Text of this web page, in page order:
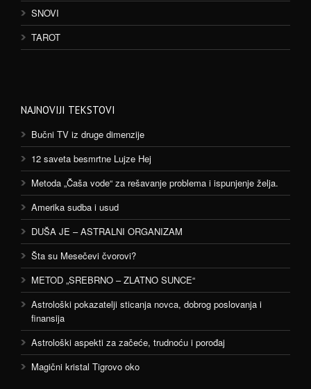
SNOVI
TAROT
NAJNOVIJI TEKSTOVI
Bučni TV iz druge dimenzije
12 saveta besmrtne Lujze Hej
Metoda „Čaša vode“ za rešavanje problema i ispunjenje želja.
Amerika sudba i usud
DUŠA JE – ASTRALNI ORGANIZAM
Šta su Mesečevi čvorovi?
METOD „SREBRNO – ZLATNO SUNCE“
Astrološki pokazatelji sticanja novca, dobrog poslovanja i
finansija
Astrološki aspekti za začeće, trudnoću i porođaj
Magični kristal Tigrovo oko